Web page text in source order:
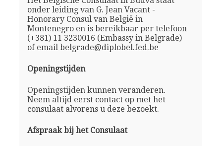
onder leiding van G. Jean Vacant -
Honorary Consul van België in
Montenegro en is bereikbaar per telefoon
(+381) 11 3230016 (Embassy in Belgrade)
of email belgrade@diplobel.fed.be
Openingstijden
Openingstijden kunnen veranderen.
Neem altijd eerst contact op met het
consulaat alvorens u deze bezoekt.
Afspraak bij het Consulaat